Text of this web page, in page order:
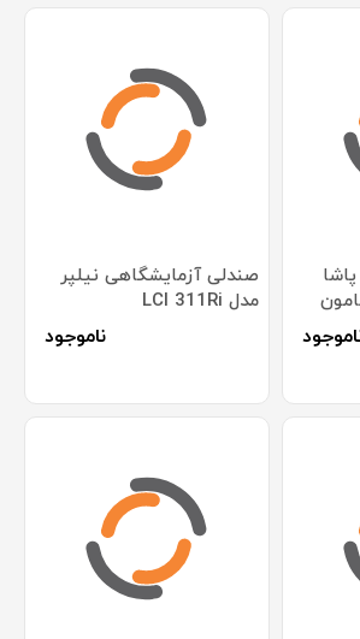
صندلی آزمایشگاهی نیلپر
مدل LCI 311Ri
ناموجود